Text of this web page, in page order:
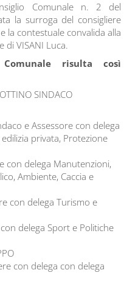
Comunale n. 2 del
la surroga del consigliere
la contestuale convalida alla
di VISANI Luca.
risulta così
SINDACO
e Assessore con delega
privata, Protezione
con delega Manutenzioni,
Ambiente, Caccia e
con delega Turismo e
delega Sport e Politiche
con delega con delega